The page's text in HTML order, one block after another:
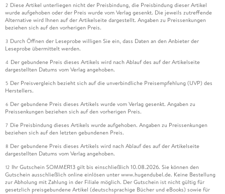
2 Diese Artikel unterliegen nicht der Preisbindung, die Preisbindung dieser Artikel
wurde aufgehoben oder der Preis wurde vom Verlag gesenkt. Die jeweils zutreffende
Alternative wird Ihnen auf der Artikelseite dargestellt. Angaben zu Preissenkungen
beziehen sich auf den vorherigen Preis.
3 Durch Öffnen der Leseprobe willigen Sie ein, dass Daten an den Anbieter der
Leseprobe übermittelt werden.
4 Der gebundene Preis dieses Artikels wird nach Ablauf des auf der Artikelseite
dargestellten Datums vom Verlag angehoben.
5 Der Preisvergleich bezieht sich auf die unverbindliche Preisempfehlung (UVP) des
Herstellers.
6 Der gebundene Preis dieses Artikels wurde vom Verlag gesenkt. Angaben zu
Preissenkungen beziehen sich auf den vorherigen Preis.
7 Die Preisbindung dieses Artikels wurde aufgehoben. Angaben zu Preissenkungen
beziehen sich auf den letzten gebundenen Preis.
8 Der gebundene Preis dieses Artikels wird nach Ablauf des auf der Artikelseite
dargestellten Datums vom Verlag angehoben.
12 Ihr Gutschein SOMMER13 gilt bis einschließlich 10.08.2026. Sie können den
Gutschein ausschließlich online einlösen unter www.hugendubel.de. Keine Bestellung
zur Abholung mit Zahlung in der Filiale möglich. Der Gutschein ist nicht gültig für
gesetzlich preisgebundene Artikel (deutschsprachige Bücher und eBooks) sowie für